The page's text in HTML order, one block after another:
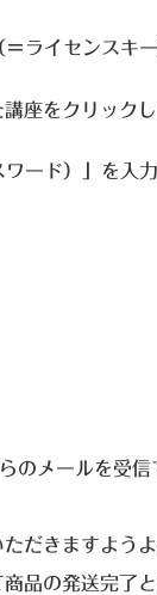
ライセンスキ
講座をクリック
ード）」を入
メールを受
だきますよう
品の発送完了と